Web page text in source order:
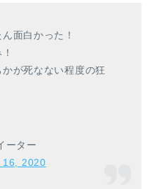
面白かった！
が死なない程度の狂
ーター
16, 2020